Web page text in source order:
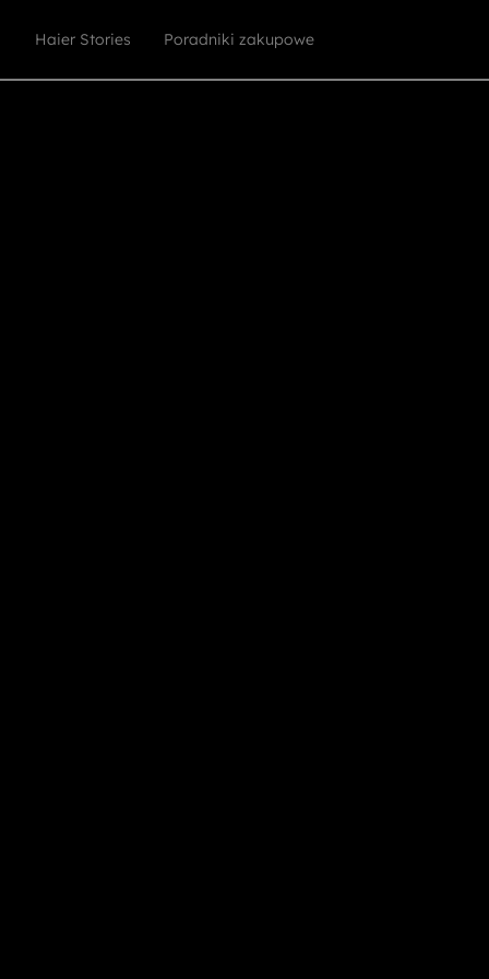
Haier Stories Poradniki zakupowe